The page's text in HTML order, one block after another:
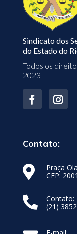
Sindicato dos
do Estado do
Todos os
2023
Contato:

Praça
CEP:

Contato:
(21)